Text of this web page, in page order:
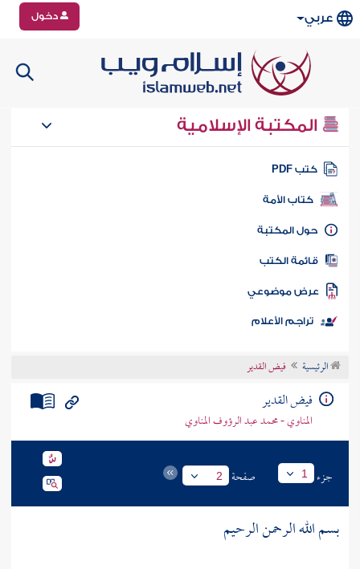
عربي دخول
المكتبة الإسلامية
كتب PDF
كتاب الأمة
المكتبة
الكتب
موضوعي
تراجم الأعلام
الرئيسية فيض القدير
فيض القدير
المناوي - محمد عبد الرؤوف المناوي
جزء 1 صفحة 2
بسم الله الرحمن الرحيم